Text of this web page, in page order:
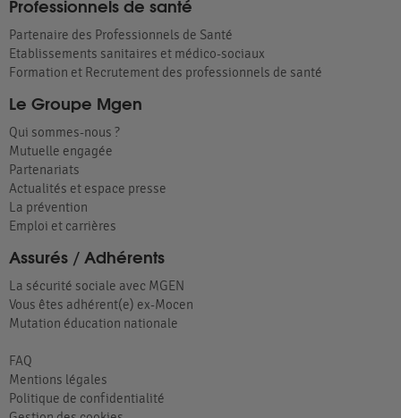
Partenaire des Professionnels de Santé
Etablissements sanitaires et médico-sociaux
Formation et Recrutement des professionnels de santé
Le Groupe Mgen
Qui sommes-nous ?
Mutuelle engagée
Partenariats
Actualités et espace presse
La prévention
Emploi et carrières
Assurés / Adhérents
La sécurité sociale avec MGEN
Vous êtes adhérent(e) ex-Mocen
Mutation éducation nationale
FAQ
Mentions légales
Politique de confidentialité